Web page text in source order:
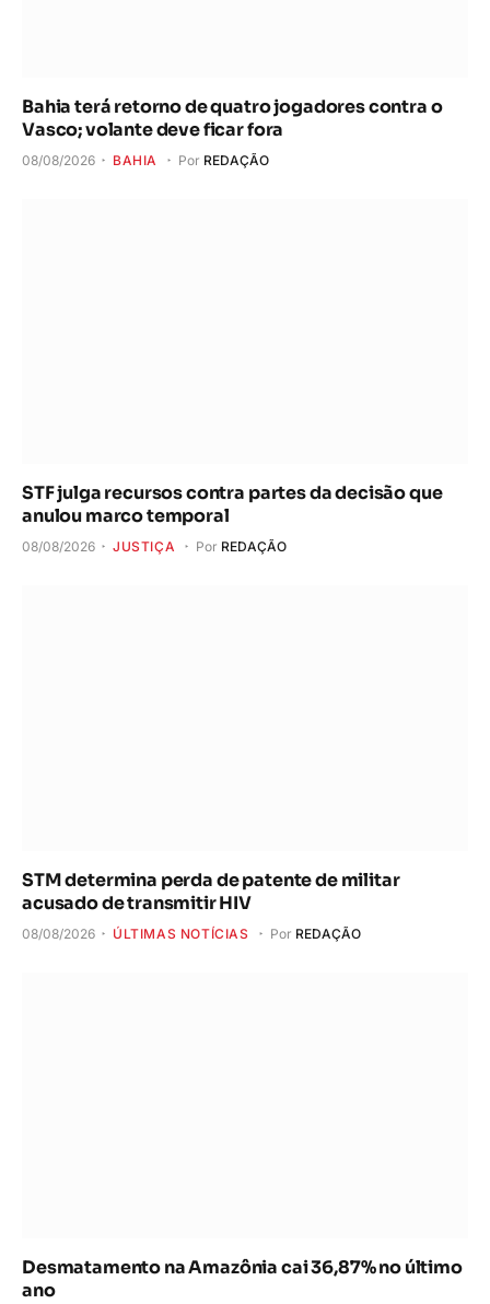
Bahia terá retorno de quatro jogadores contra o
Vasco; volante deve ficar fora
08/08/2026 BAHIA Por REDAÇÃO
STF julga recursos contra partes da decisão que
anulou marco temporal
08/08/2026 JUSTIÇA Por REDAÇÃO
STM determina perda de patente de militar
acusado de transmitir HIV
08/08/2026 ÚLTIMAS NOTÍCIAS Por REDAÇÃO
Desmatamento na Amazônia cai 36,87% no último
ano